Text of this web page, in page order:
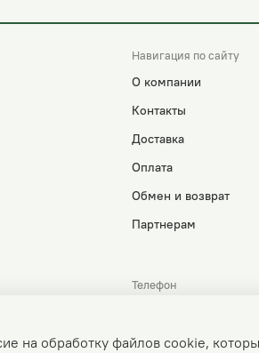
Навигация по сайту
О компании
Контакты
Доставка
Оплата
Обмен и возврат
Партнерам
Телефон
+7-999-805-90-42
на обработку файлов cookie,